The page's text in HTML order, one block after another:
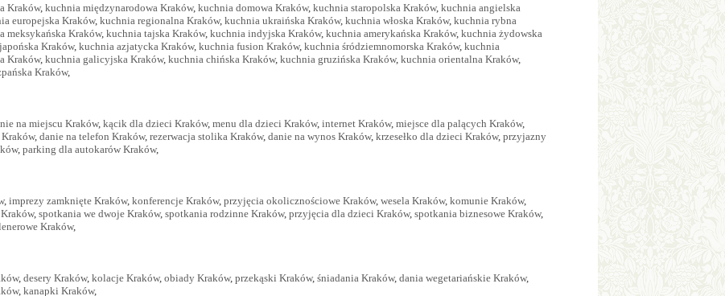
Kraków, kuchnia międzynarodowa Kraków, kuchnia domowa Kraków, kuchnia staropolska Kraków, kuchnia angielska
europejska Kraków, kuchnia regionalna Kraków, kuchnia ukraińska Kraków, kuchnia włoska Kraków, kuchnia rybna
meksykańska Kraków, kuchnia tajska Kraków, kuchnia indyjska Kraków, kuchnia amerykańska Kraków, kuchnia żydowska
Kraków, kuchnia azjatycka Kraków, kuchnia fusion Kraków, kuchnia śródziemnomorska Kraków, kuchnia
Kraków, kuchnia galicyjska Kraków, kuchnia chińska Kraków, kuchnia gruzińska Kraków, kuchnia orientalna Kraków,
Kraków,
na miejscu Kraków, kącik dla dzieci Kraków, menu dla dzieci Kraków, internet Kraków, miejsce dla palących Kraków,
, danie na telefon Kraków, rezerwacja stolika Kraków, danie na wynos Kraków, krzesełko dla dzieci Kraków, przyjazny
, parking dla autokarów Kraków,
, imprezy zamknięte Kraków, konferencje Kraków, przyjęcia okolicznościowe Kraków, wesela Kraków, komunie Kraków,
, spotkania we dwoje Kraków, spotkania rodzinne Kraków, przyjęcia dla dzieci Kraków, spotkania biznesowe Kraków,
Kraków,
, desery Kraków, kolacje Kraków, obiady Kraków, przekąski Kraków, śniadania Kraków, dania wegetariańskie Kraków,
, kanapki Kraków,